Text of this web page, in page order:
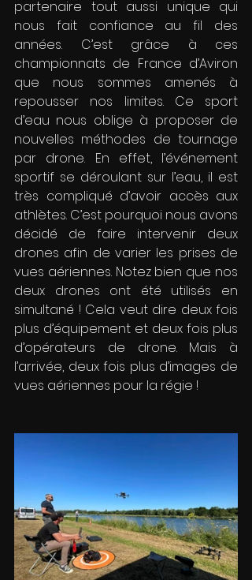
partenaire tout aussi unique qui
nous fait confiance au fil des
années. C’est grâce à ces
championnats de France d’Aviron
que nous sommes amenés à
repousser nos limites. Ce sport
d’eau nous oblige à proposer de
nouvelles méthodes de tournage
par drone. En effet, l’événement
sportif se déroulant sur l’eau, il est
très compliqué d’avoir accès aux
athlètes. C’est pourquoi nous avons
décidé de faire intervenir deux
drones afin de varier les prises de
vues aériennes. Notez bien que nos
deux drones ont été utilisés en
simultané ! Cela veut dire deux fois
plus d’équipement et deux fois plus
d’opérateurs de drone. Mais à
l’arrivée, deux fois plus d’images de
vues aériennes pour la régie !